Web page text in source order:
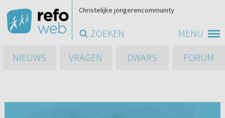
MENU
Christelijke jongerencommunity
ZOEKEN
NIEUWS
VRAGEN DWARS FORUM